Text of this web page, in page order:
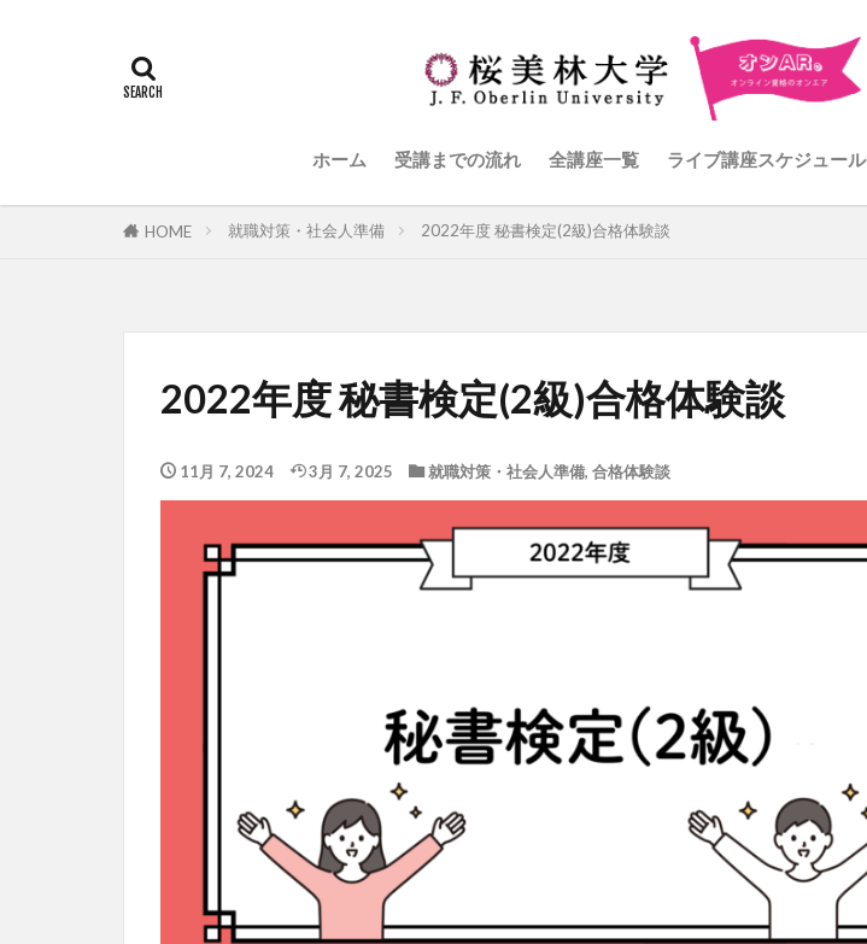
ホーム 受講までの流れ 全講座一覧 ライブ講座スケジュール
HOME 就職対策・社会人準備 2022年度 秘書検定(2級)合格体験談
2022年度 秘書検定(2級)合格体験談
11月 7, 2024 3月 7, 2025 就職対策・社会人準備, 合格体験談